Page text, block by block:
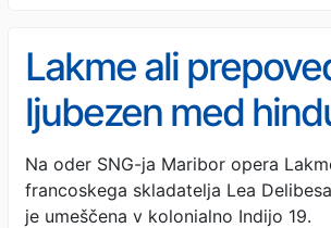
Lakme ali
ljubezen med
svečenico in
častnikom v
Na oder SNG-ja Maribor opera
francoskega skladatelja Lea
je umeščena v kolonialno Indijo 19.